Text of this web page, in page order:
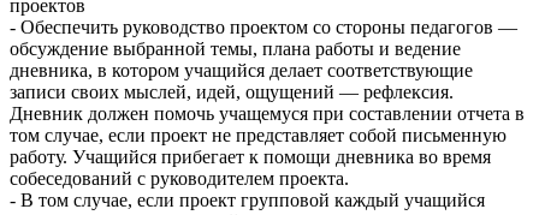
проектов
- Обеспечить руководство проектом со стороны педагогов —
обсуждение выбранной темы, плана работы и ведение
дневника, в котором учащийся делает соответствующие
записи своих мыслей, идей, ощущений — рефлексия.
Дневник должен помочь учащемуся при составлении отчета в
том случае, если проект не представляет собой письменную
работу. Учащийся прибегает к помощи дневника во время
собеседований с руководителем проекта.
- В том случае, если проект групповой каждый учащийся